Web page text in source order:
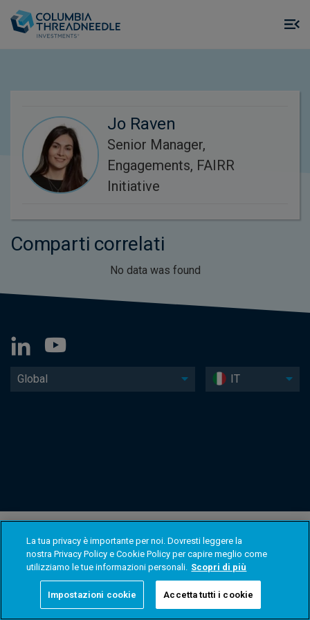
Jo Raven
Senior Manager,
Engagements, FAIRR
Initiative
Comparti correlati
No data was found
Global IT
La tua privacy è importante per noi. Dovresti leggere la
nostra Privacy Policy e Cookie Policy per capire meglio come
utilizziamo le tue informazioni personali. Scopri di più
Impostazioni cookie Accetta tutti i cookie